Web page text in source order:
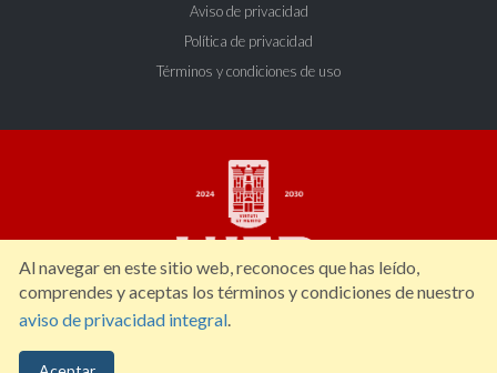
Aviso de privacidad
Política de privacidad
Términos y condiciones de uso
Constitución 404 Sur, Zona Centro. C.P. 34000, Durango, Dgo. México. Tel: (618)
Al navegar en este sitio web, reconoces que has leído,
comprendes y aceptas los términos y condiciones de nuestro
aviso de privacidad integral.